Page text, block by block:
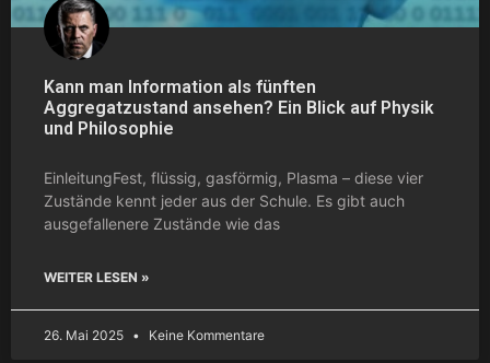
Kann man Information als fünften
Aggregatzustand ansehen? Ein Blick auf Physik
und Philosophie
EinleitungFest, flüssig, gasförmig, Plasma – diese vier
Zustände kennt jeder aus der Schule. Es gibt auch
ausgefallenere Zustände wie das
WEITER LESEN »
26. Mai 2025 Keine Kommentare